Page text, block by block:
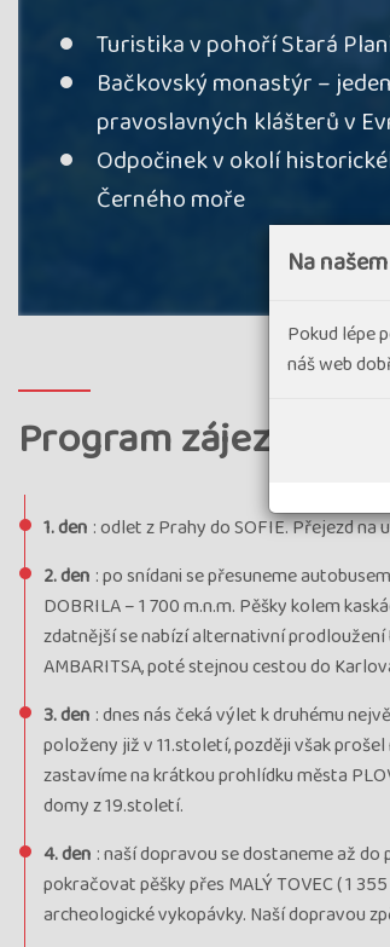
Turistika v pohoří Stará
Bačkovský monastýr –
pravoslavných klášterů v
Odpočinek v okolí
Černého moře
Program zájezdu
1. den : odlet z Prahy do SOFIE. Přejezd
2. den : po snídani se přesuneme
DOBRILA – 1 700 m.n.m. Pěšky kolem
zdatnější se nabízí alternativní prodloužení
AMBARITSA, poté stejnou cestou do
3. den : dnes nás čeká výlet k druhému
položeny již v 11.století, později však
zastavíme na krátkou prohlídku města
domy z 19.století.
4. den : naší dopravou se dostaneme až do
pokračovat pěšky přes MALÝ TOVEC ( 1
archeologické vykopávky. Naší dopravou
Na
Pokud lépe
náš web